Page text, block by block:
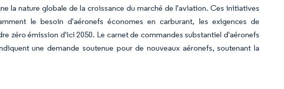
la nature globale de la croissance du marché de l'aviation. Ces initiatives
le besoin d'aéronefs économes en carburant, les exigences de
zéro émission d'ici 2050. Le carnet de commandes substantiel d'aéronefs
une demande soutenue pour de nouveaux aéronefs, soutenant la